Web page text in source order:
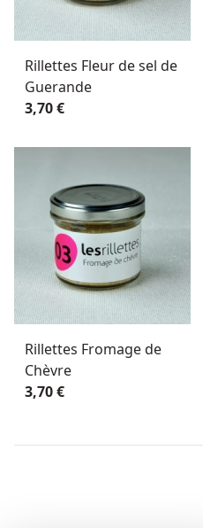
Rillettes Fleur de sel de
Guerande
3,70 €
Rillettes Fromage de
Chèvre
3,70 €